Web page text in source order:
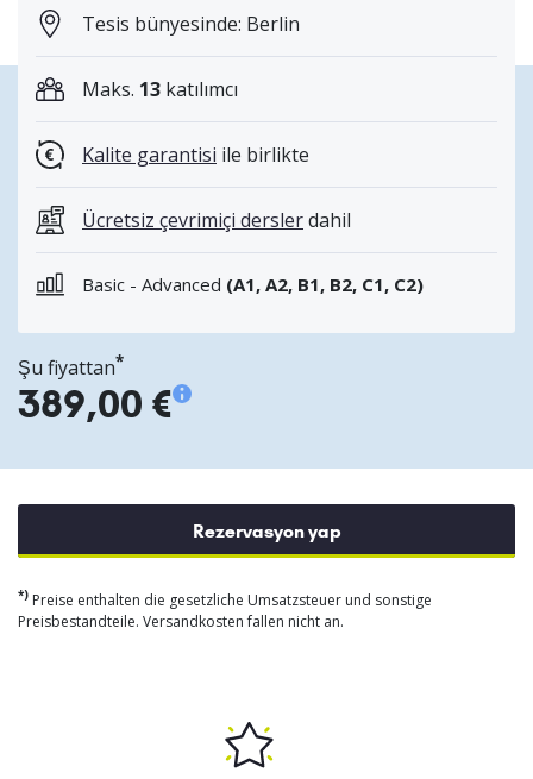
Tesis bünyesinde: Berlin
Maks. 13 katılımcı
Kalite garantisi ile birlikte
Ücretsiz çevrimiçi derslerdahil
Basic - Advanced (A1, A2, B1, B2, C1, C2)
Şu fiyattan*
389,00 €
Rezervasyon yap
*) Preise enthalten die gesetzliche Umsatzsteuer und sonstige
Preisbestandteile. Versandkosten fallen nicht an.